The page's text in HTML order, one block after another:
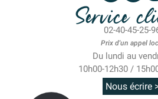
Service
02-40-45-25-
Prix d'un appel
Du lundi au
10h00-12h30 /
Nous écrire